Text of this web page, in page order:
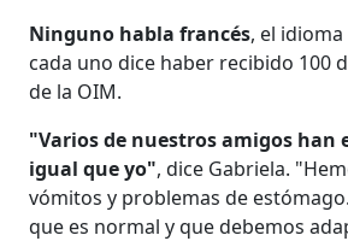
Ninguno habla francés, el
cada uno dice haber recibido 100
de la OIM.
"Varios de nuestros amigos han
igual que yo", dice Gabriela.
vómitos y problemas de
que es normal y que debemos